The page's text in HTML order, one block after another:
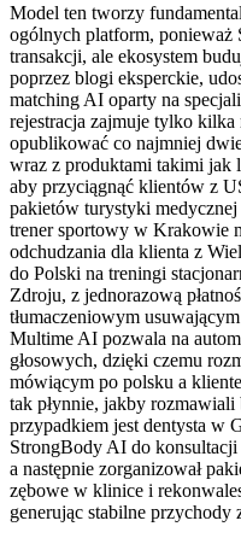
Model ten tworzy
ogólnych platform,
transakcji, ale ekosystem
poprzez blogi eksperckie,
matching AI oparty na
rejestracja zajmuje tylko
opublikować co najmniej
wraz z produktami takimi jak
aby przyciągnąć klientów z
pakietów turystyki medycznej
trener sportowy w Krakowie
odchudzania dla klienta z
do Polski na treningi
Zdroju, z jednorazową
tłumaczeniowym
Multime AI pozwala na
głosowych, dzięki czemu
mówiącym po polsku a
tak płynnie, jakby
przypadkiem jest dentysta w
StrongBody AI do
a następnie zorganizował
zębowe w klinice i
generując stabilne